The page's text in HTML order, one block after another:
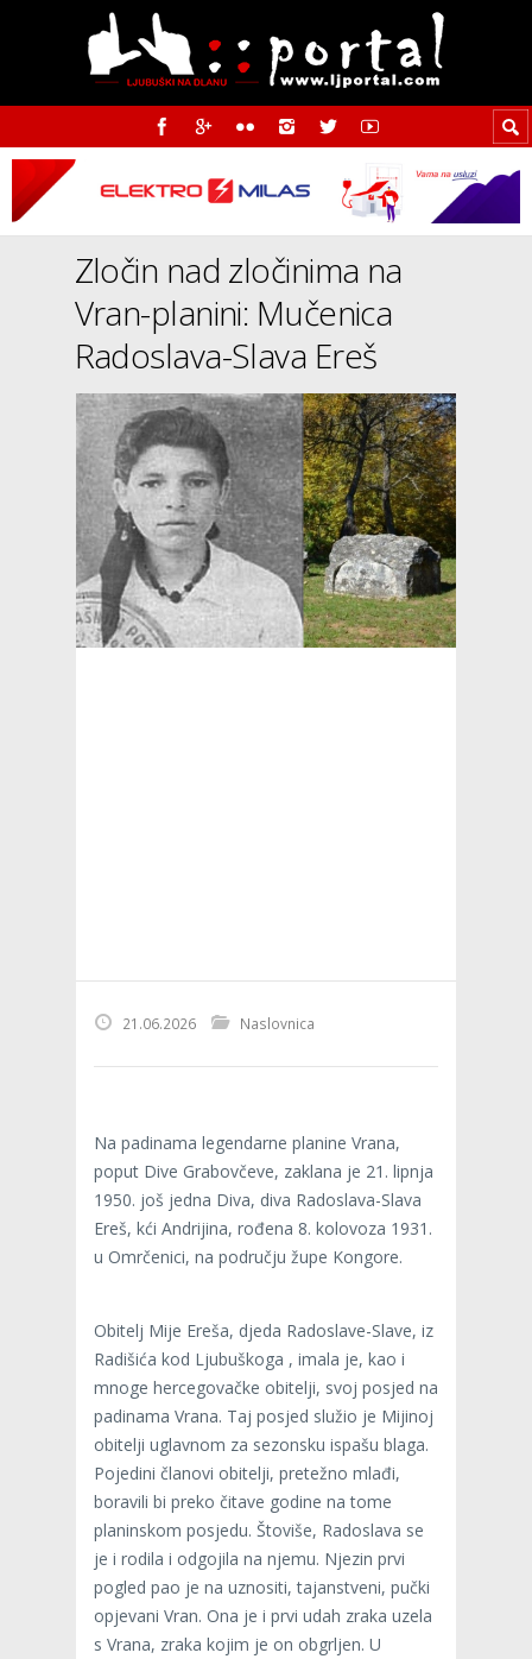
Zločin nad zločinima na
Vran-planini: Mučenica
Radoslava-Slava Ereš
21.06.2026 Naslovnica
Na padinama legendarne planine Vrana,
poput Dive Grabovčeve, zaklana je 21. lipnja
1950. još jedna Diva, diva Radoslava-Slava
Ereš, kći Andrijina, rođena 8. kolovoza 1931.
u Omrčenici, na području župe Kongore.
Obitelj Mije Ereša, djeda Radoslave-Slave, iz
Radišića kod Ljubuškoga , imala je, kao i
mnoge hercegovačke obitelji, svoj posjed na
padinama Vrana. Taj posjed služio je Mijinoj
obitelji uglavnom za sezonsku ispašu blaga.
Pojedini članovi obitelji, pretežno mlađi,
boravili bi preko čitave godine na tome
planinskom posjedu. Štoviše, Radoslava se
je i rodila i odgojila na njemu. Njezin prvi
pogled pao je na uznositi, tajanstveni, pučki
opjevani Vran. Ona je i prvi udah zraka uzela
s Vrana, zraka kojim je on obgrljen. U